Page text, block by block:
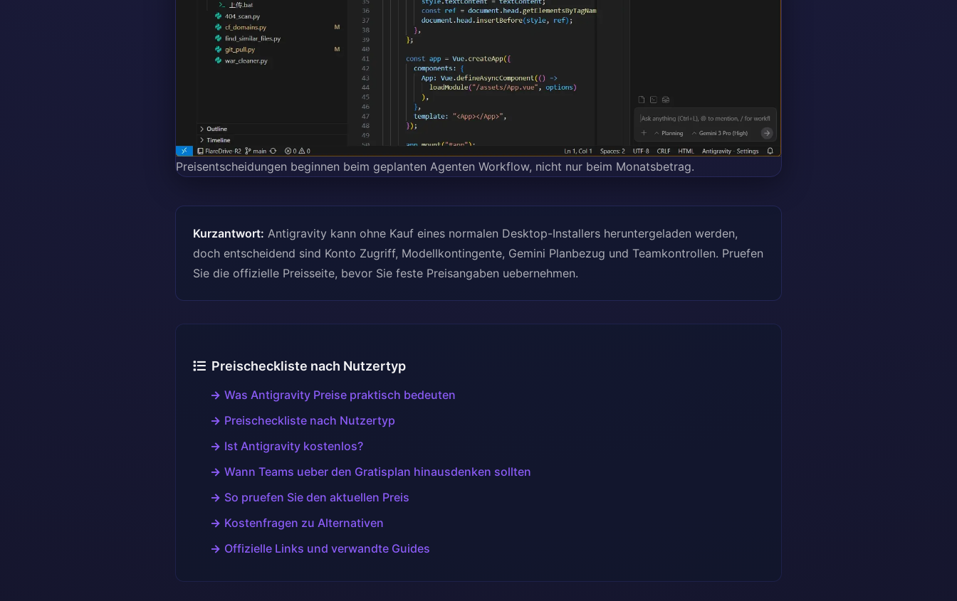
Preisentscheidungen beginnen beim geplanten Agenten Workflow, nicht nur beim Monatsbetrag.
Kurzantwort: Antigravity kann ohne Kauf eines normalen Desktop-Installers heruntergeladen werden,
doch entscheidend sind Konto Zugriff, Modellkontingente, Gemini Planbezug und Teamkontrollen. Pruefen
Sie die offizielle Preisseite, bevor Sie feste Preisangaben uebernehmen.
Preischeckliste nach Nutzertyp
Was Antigravity Preise praktisch bedeuten
Preischeckliste nach Nutzertyp
Ist Antigravity kostenlos?
Wann Teams ueber den Gratisplan hinausdenken sollten
So pruefen Sie den aktuellen Preis
Kostenfragen zu Alternativen
Offizielle Links und verwandte Guides